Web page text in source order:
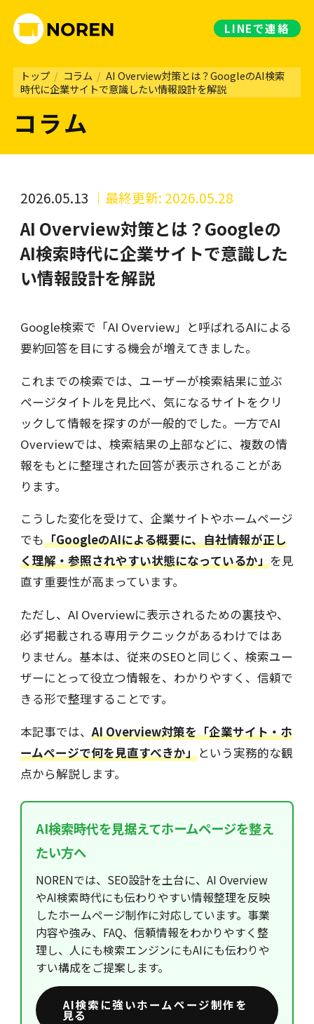
LINEで連絡
トップ / コラム / AI Overview対策とは？GoogleのAI検索
時代に企業サイトで意識したい情報設計を解説
コラム
2026.05.13 ｜最終更新: 2026.05.28
AI Overview対策とは？Googleの
AI検索時代に企業サイトで意識した
い情報設計を解説
Google検索で「AI Overview」と呼ばれるAIによる
要約回答を目にする機会が増えてきました。
これまでの検索では、ユーザーが検索結果に並ぶ
ページタイトルを見比べ、気になるサイトをクリ
ックして情報を探すのが一般的でした。一方でAI
Overviewでは、検索結果の上部などに、複数の情
報をもとに整理された回答が表示されることがあ
ります。
こうした変化を受けて、企業サイトやホームページ
でも「GoogleのAIによる概要に、自社情報が正し
く理解・参照されやすい状態になっているか」を見
直す重要性が高まっています。
ただし、AI Overviewに表示されるための裏技や、
必ず掲載される専用テクニックがあるわけではあ
りません。基本は、従来のSEOと同じく、検索ユー
ザーにとって役立つ情報を、わかりやすく、信頼で
きる形で整理することです。
本記事では、AI Overview対策を「企業サイト・ホ
ームページで何を見直すべきか」という実務的な観
点から解説します。
AI検索時代を見据えてホームページを整え
たい方へ
NORENでは、SEO設計を土台に、AI Overview
やAI検索時代にも伝わりやすい情報整理を反映
したホームページ制作に対応しています。事業
内容や強み、FAQ、信頼情報をわかりやすく整
理し、人にも検索エンジンにもAIにも伝わりや
すい構成をご提案します。
AI検索に強いホームページ制作を
見る